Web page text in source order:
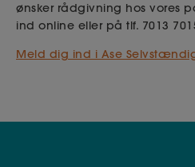
ønsker rådgivning hos vores
ind online eller på tlf. 7013
Meld dig ind i Ase